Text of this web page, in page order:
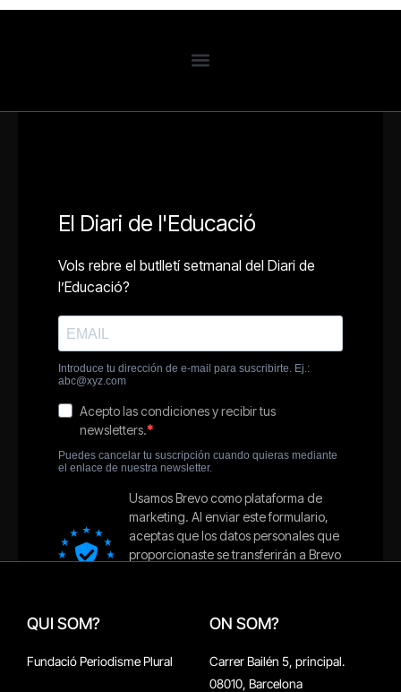
QUI SOM?
Fundació Periodisme Plural
ON SOM?
Carrer Bailén 5, principal.
08010, Barcelona